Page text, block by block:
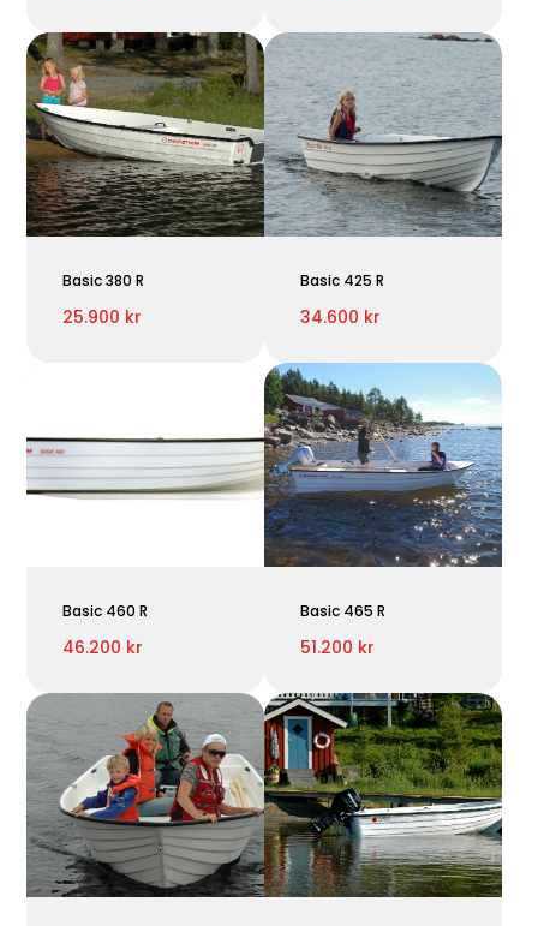
Basic 380 R
25.900 kr
Basic 425 R
34.600 kr
Basic 460 R
46.200 kr
Basic 465 R
51.200 kr